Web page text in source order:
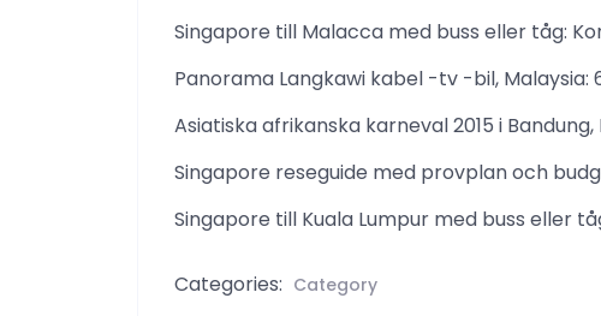
Singapore till Malacca med buss eller tåg:
Panorama Langkawi kabel -tv -bil,
Asiatiska afrikanska karneval 2015 i
Singapore reseguide med provplan och
Singapore till Kuala Lumpur med buss eller
Categories: Category